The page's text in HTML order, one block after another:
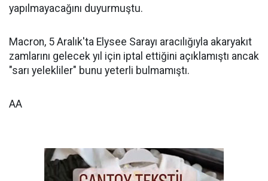
yapılmayacağını duyurmuştu.
Macron, 5 Aralık'ta Elysee Sarayı aracılığıyla akaryakıt
zamlarını gelecek yıl için iptal ettiğini açıklamıştı ancak
"sarı yelekliler" bunu yeterli bulmamıştı.
AA